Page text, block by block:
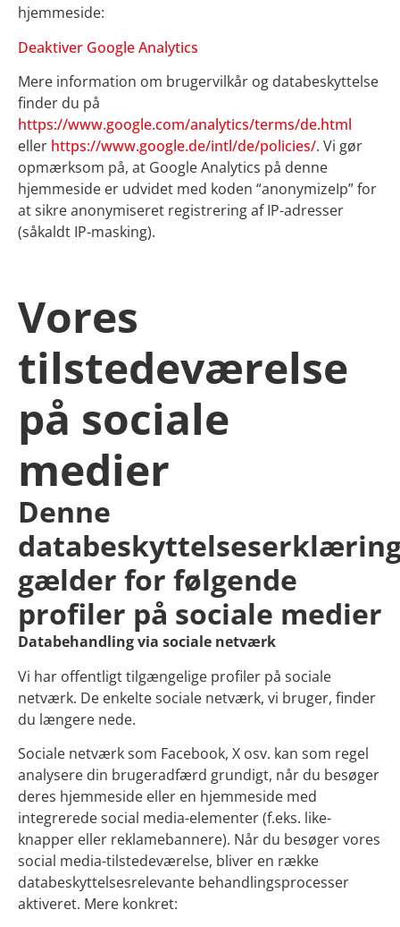
hjemmeside:
Deaktiver Google Analytics
Mere information om brugervilkår og databeskyttelse
finder du på
https://www.google.com/analytics/terms/de.html
eller https://www.google.de/intl/de/policies/. Vi gør
opmærksom på, at Google Analytics på denne
hjemmeside er udvidet med koden “anonymizeIp” for
at sikre anonymiseret registrering af IP-adresser
(såkaldt IP-masking).
Vores
tilstedeværelse
på sociale
medier
Denne
gælder for følgende
profiler på sociale medier
Databehandling via sociale netværk
Vi har offentligt tilgængelige profiler på sociale
netværk. De enkelte sociale netværk, vi bruger, finder
du længere nede.
Sociale netværk som Facebook, X osv. kan som regel
analysere din brugeradfærd grundigt, når du besøger
deres hjemmeside eller en hjemmeside med
integrerede social media-elementer (f.eks. like-
knapper eller reklamebannere). Når du besøger vores
social media-tilstedeværelse, bliver en række
databeskyttelsesrelevante behandlingsprocesser
aktiveret. Mere konkret: